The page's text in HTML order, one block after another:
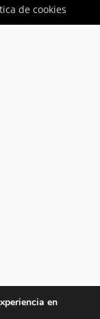
de cookies
en